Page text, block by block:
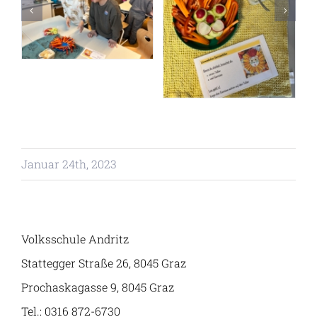
Angebot
Klassen
Januar 24th, 2023
Volksschule Andritz
Stattegger Straße 26, 8045 Graz
Prochaskagasse 9, 8045 Graz
Tel.: 0316 872-6730